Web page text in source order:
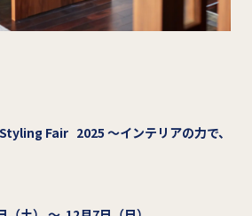
Fair 2025 ～インテリアの力で、